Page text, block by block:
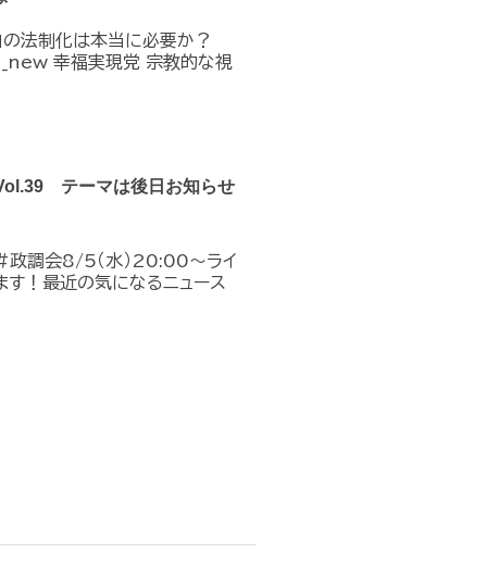
法制化は本当に必要か？
幸福実現党 宗教的な視
テーマは後日お知らせ
調会8/5（水）20:00～ライ
！最近の気になるニュース